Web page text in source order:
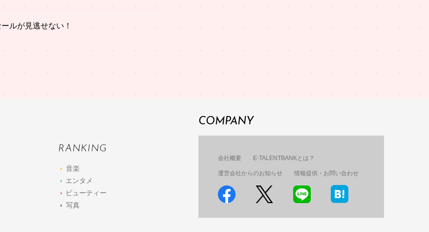
ルが見逃せない！
RANKING
音楽
エンタメ
ビューティー
写真
COMPANY
会社概要 E-TALENTBANKとは？
運営会社からのお知らせ 情報提供・お問い合わせ